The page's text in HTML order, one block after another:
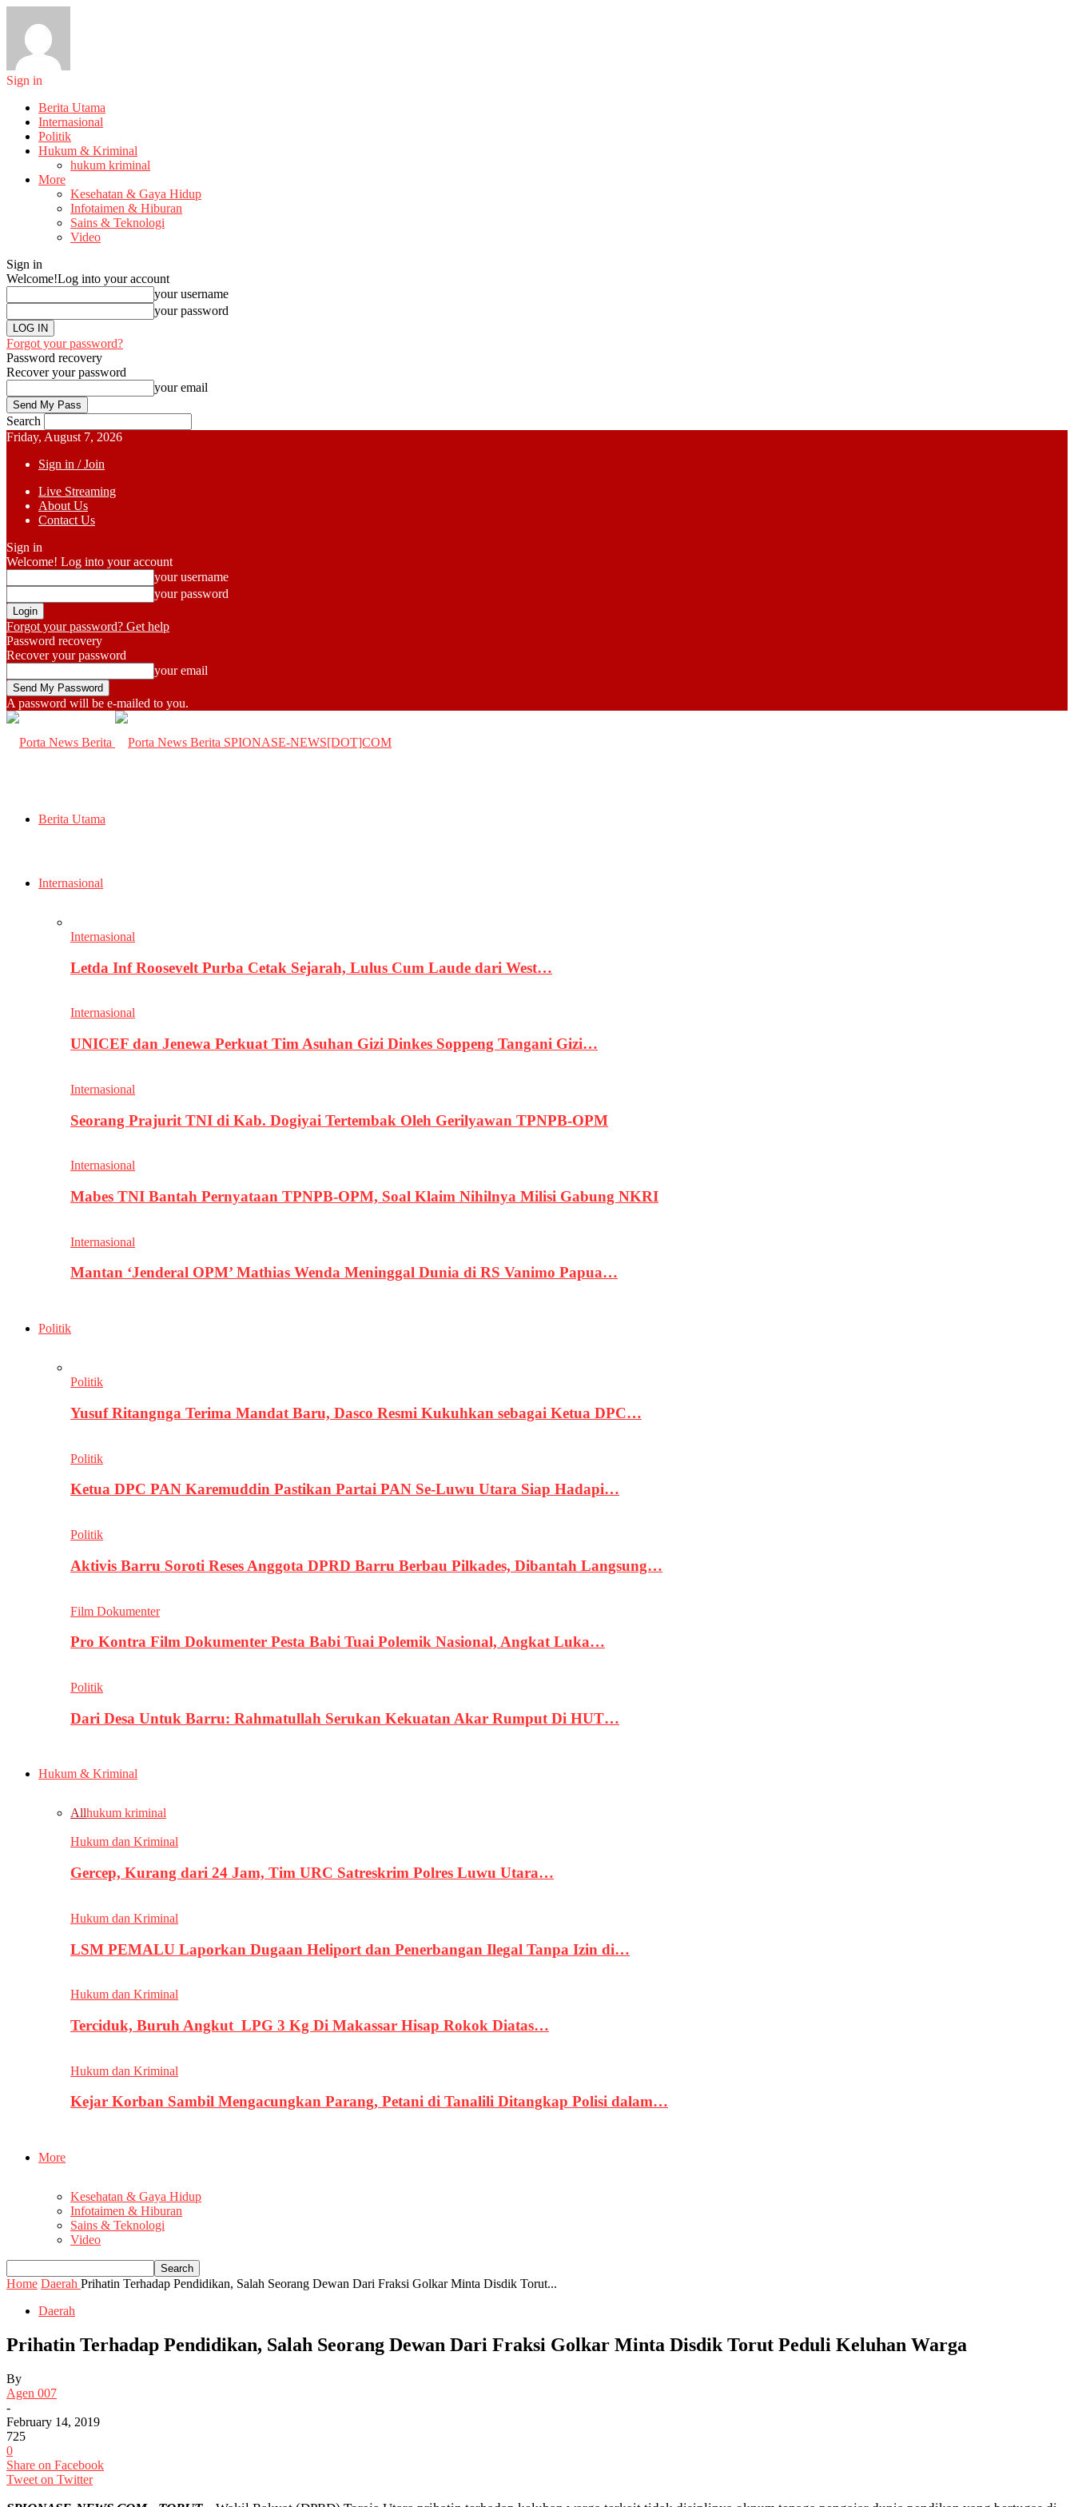
Sign in
Berita Utama
Internasional
Politik
Hukum & Kriminal
hukum kriminal
More
Kesehatan & Gaya Hidup
Infotaimen & Hiburan
Sains & Teknologi
Video
Sign in
Welcome!Log into your account
your username
your password
Forgot your password?
Password recovery
Recover your password
your email
Search
Friday, August 7, 2026
Sign in / Join
Live Streaming
About Us
Contact Us
Sign in
Welcome! Log into your account
your username
your password
Forgot your password? Get help
Password recovery
Recover your password
your email
A password will be e-mailed to you.
SPIONASE-NEWS[DOT]COM
Berita Utama
Internasional
Internasional
Letda Inf Roosevelt Purba Cetak Sejarah, Lulus Cum Laude dari West…
Internasional
UNICEF dan Jenewa Perkuat Tim Asuhan Gizi Dinkes Soppeng Tangani Gizi…
Internasional
Seorang Prajurit TNI di Kab. Dogiyai Tertembak Oleh Gerilyawan TPNPB-OPM
Internasional
Mabes TNI Bantah Pernyataan TPNPB-OPM, Soal Klaim Nihilnya Milisi Gabung NKRI
Internasional
Mantan ‘Jenderal OPM’ Mathias Wenda Meninggal Dunia di RS Vanimo Papua…
Politik
Politik
Yusuf Ritangnga Terima Mandat Baru, Dasco Resmi Kukuhkan sebagai Ketua DPC…
Politik
Ketua DPC PAN Karemuddin Pastikan Partai PAN Se-Luwu Utara Siap Hadapi…
Politik
Aktivis Barru Soroti Reses Anggota DPRD Barru Berbau Pilkades, Dibantah Langsung…
Film Dokumenter
Pro Kontra Film Dokumenter Pesta Babi Tuai Polemik Nasional, Angkat Luka…
Politik
Dari Desa Untuk Barru: Rahmatullah Serukan Kekuatan Akar Rumput Di HUT…
Hukum & Kriminal
Allhukum kriminal
Hukum dan Kriminal
Gercep, Kurang dari 24 Jam, Tim URC Satreskrim Polres Luwu Utara…
Hukum dan Kriminal
LSM PEMALU Laporkan Dugaan Heliport dan Penerbangan Ilegal Tanpa Izin di…
Hukum dan Kriminal
Terciduk, Buruh Angkut LPG 3 Kg Di Makassar Hisap Rokok Diatas…
Hukum dan Kriminal
Kejar Korban Sambil Mengacungkan Parang, Petani di Tanalili Ditangkap Polisi dalam…
More
Kesehatan & Gaya Hidup
Infotaimen & Hiburan
Sains & Teknologi
Video
Home Daerah Prihatin Terhadap Pendidikan, Salah Seorang Dewan Dari Fraksi Golkar Minta Disdik Torut...
Daerah
Prihatin Terhadap Pendidikan, Salah Seorang Dewan Dari Fraksi Golkar Minta Disdik Torut Peduli Keluhan Warga
By
Agen 007
-
February 14, 2019
725
0
Share on Facebook
Tweet on Twitter